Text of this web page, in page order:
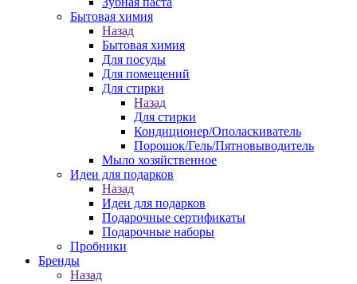
Бытовая химия
Назад
Бытовая химия
Для посуды
Для помещений
Для стирки
Назад
Для стирки
Кондиционер/Ополаскиватель
Порошок/Гель/Пятновыводитель
Мыло хозяйственное
Идеи для подарков
Назад
Идеи для подарков
Подарочные сертификаты
Подарочные наборы
Пробники
Бренды
Назад